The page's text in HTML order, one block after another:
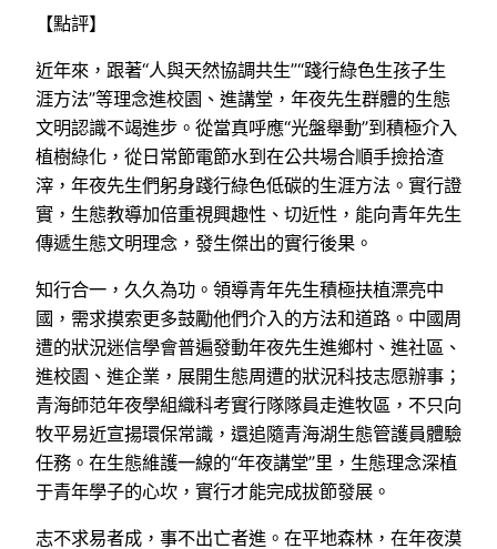
【點評】
近年來，跟著“人與天然協調共生”“踐行綠色生孩子生
涯方法”等理念進校園、進講堂，年夜先生群體的生態
文明認識不竭進步。從當真呼應“光盤舉動”到積極介入
植樹綠化，從日常節電節水到在公共場合順手撿拾渣
滓，年夜先生們躬身踐行綠色低碳的生涯方法。實行證
實，生態教導加倍重視興趣性、切近性，能向青年先生
傳遞生態文明理念，發生傑出的實行後果。
知行合一，久久為功。領導青年先生積極扶植漂亮中
國，需求摸索更多鼓勵他們介入的方法和道路。中國周
遭的狀況迷信學會普遍發動年夜先生進鄉村、進社區、
進校園、進企業，展開生態周遭的狀況科技志愿辦事；
青海師范年夜學組織科考實行隊隊員走進牧區，不只向
牧平易近宣揚環保常識，還追隨青海湖生態管護員體驗
任務。在生態維護一線的“年夜講堂”里，生態理念深植
于青年學子的心坎，實行才能完成拔節發展。
志不求易者成，事不出亡者進。在平地森林，在年夜漠